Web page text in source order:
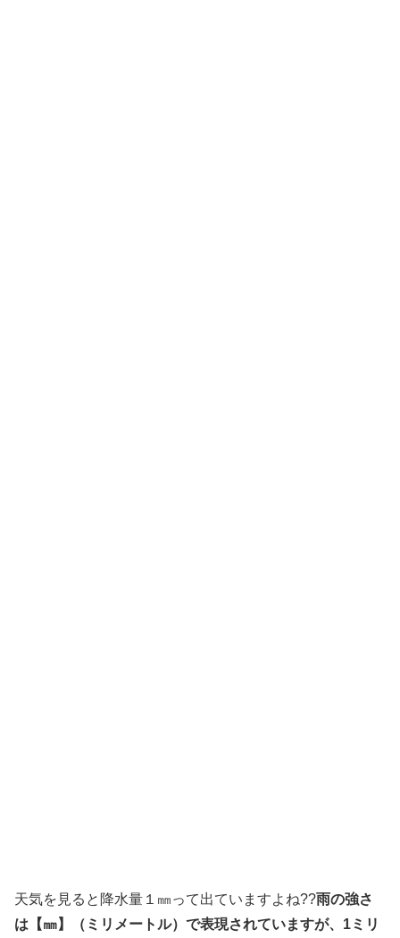
天気を見ると降水量１㎜って出ていますよね??雨の強さ
は【㎜】（ミリメートル）で表現されていますが、1ミリ